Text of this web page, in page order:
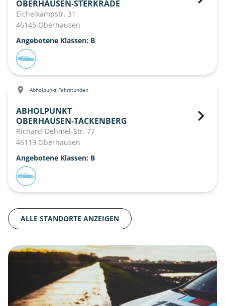
OBERHAUSEN-STERKRADE
Eichelkampstr. 31
46145 Oberhausen
Angebotene Klassen: B
Abholpunkt Fahrstunden
ABHOLPUNKT
OBERHAUSEN-TACKENBERG
Richard-Dehmel-Str. 77
46119 Oberhausen
Angebotene Klassen: B
ALLE STANDORTE ANZEIGEN